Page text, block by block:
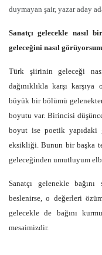
duymayan şair, yazar aday
Sanatçı gelecekle nasıl
geleceğini nasıl
Türk şiirinin geleceği
dağınıklıkla karşı
büyük bir bölümü
boyutu var. Birincisi
boyut ise poetik yapıdaki
eksikliği. Bunun bir başka
geleceğinden umutluyum
Sanatçı gelenekle
beslenirse, o değerleri
gelecekle de bağını
mesaimizdir.